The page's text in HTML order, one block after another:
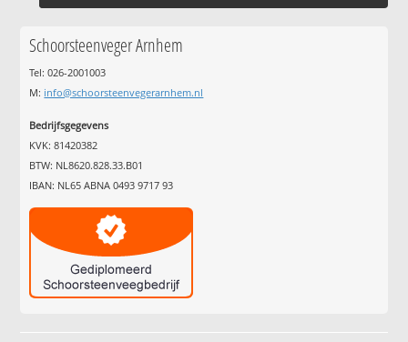
Schoorsteenveger Arnhem
Tel: 026-2001003
M: info@schoorsteenvegerarnhem.nl
Bedrijfsgegevens
KVK: 81420382
BTW: NL8620.828.33.B01
IBAN: NL65 ABNA 0493 9717 93